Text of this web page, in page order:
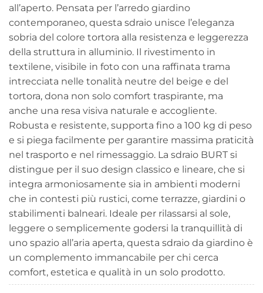
all’aperto. Pensata per l’arredo giardino
contemporaneo, questa sdraio unisce l’eleganza
sobria del colore tortora alla resistenza e leggerezza
della struttura in alluminio. Il rivestimento in
textilene, visibile in foto con una raffinata trama
intrecciata nelle tonalità neutre del beige e del
tortora, dona non solo comfort traspirante, ma
anche una resa visiva naturale e accogliente.
Robusta e resistente, supporta fino a 100 kg di peso
e si piega facilmente per garantire massima praticità
nel trasporto e nel rimessaggio. La sdraio BURT si
distingue per il suo design classico e lineare, che si
integra armoniosamente sia in ambienti moderni
che in contesti più rustici, come terrazze, giardini o
stabilimenti balneari. Ideale per rilassarsi al sole,
leggere o semplicemente godersi la tranquillità di
uno spazio all’aria aperta, questa sdraio da giardino è
un complemento immancabile per chi cerca
comfort, estetica e qualità in un solo prodotto.